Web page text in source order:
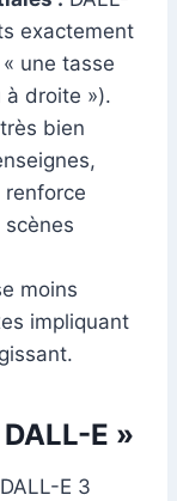
exactement
une tasse
à droite »).
bien
renforce
scènes
moins
impliquant
E »
E 3